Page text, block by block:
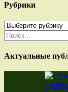
Рубрики
Рубрики
Найти:
Актуальные